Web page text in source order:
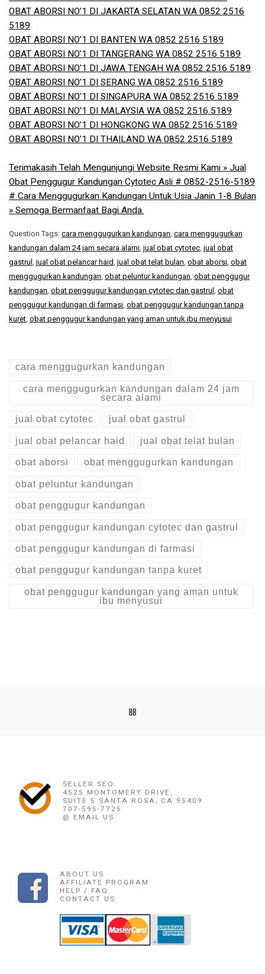
OBAT ABORSI NO’1 DI JAKARTA SELATAN WA 0852 2516
5189
OBAT ABORSI NO’1 DI BANTEN WA 0852 2516 5189
OBAT ABORSI NO’1 DI TANGERANG WA 0852 2516 5189
OBAT ABORSI NO’1 DI JAWA TENGAH WA 0852 2516 5189
OBAT ABORSI NO’1 DI SERANG WA 0852 2516 5189
OBAT ABORSI NO’1 DI SINGAPURA WA 0852 2516 5189
OBAT ABORSI NO’1 DI MALAYSIA WA 0852 2516 5189
OBAT ABORSI NO’1 DI HONGKONG WA 0852 2516 5189
OBAT ABORSI NO’1 DI THAILAND WA 0852 2516 5189
Terimakasih Telah Mengunjungi Website Resmi Kami » Jual
Obat Penggugur Kandungan Cytotec Asli # 0852-2516-5189
# Cara Menggugurkan Kandungan Untuk Usia Janin 1-8 Bulan
» Semoga Bermanfaat Bagi Anda.
Question Tags: cara menggugurkan kandungan cara menggugurkan
kandungan dalam 24 jam secara alami jual obat cytotec jual obat
gastrul jual obat pelancar haid jual obat telat bulan obat aborsi obat
menggugurkan kandungan obat peluntur kandungan obat penggugur
kandungan obat penggugur kandungan cytotec dan gastrul obat
penggugur kandungan di farmasi obat penggugur kandungan tanpa
kuret obat penggugur kandungan yang aman untuk ibu menyusui
cara menggugurkan kandungan
cara menggugurkan kandungan dalam 24 jam
secara alami
jual obat cytotec jual obat gastrul
jual obat pelancar haid jual obat telat bulan
obat aborsi obat menggugurkan kandungan
obat peluntur kandungan
obat penggugur kandungan
obat penggugur kandungan cytotec dan gastrul
obat penggugur kandungan di farmasi
obat penggugur kandungan tanpa kuret
obat penggugur kandungan yang aman untuk
ibu menyusui
SELLER SEO
4525 MONTOMERY DRIVE,
SUITE 5 SANTA ROSA, CA 95409
707-595-7725
@ EMAIL US
ABOUT US
AFFILIATE PROGRAM
HELP / FAQ
CONTACT US